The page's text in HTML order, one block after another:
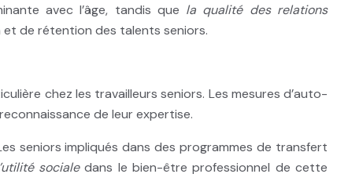
avec l’âge, tandis que la qualité des relations
de rétention des talents seniors.
chez les travailleurs seniors. Les mesures d’auto-
de leur expertise.
seniors impliqués dans des programmes de transfert
socialedans le bien-être professionnel de cette